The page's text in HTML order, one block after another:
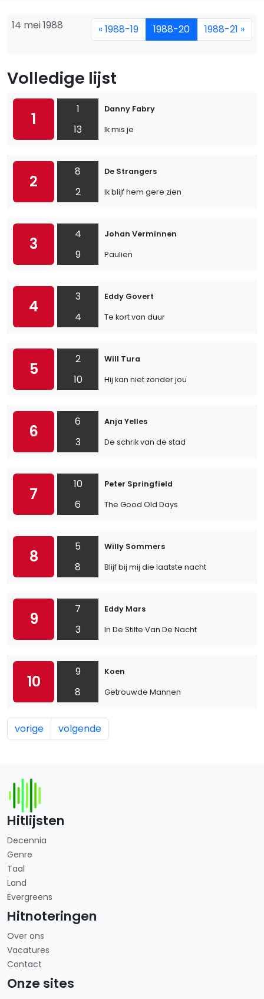
14 mei 1988 « 1988-19 1988-20 1988-21 »
Volledige lijst
1
1
13
Danny Fabry
Ik mis je
2
8
2
De Strangers
Ik blijf hem gere zien
3
4
9
Johan Verminnen
Paulien
4
3
4
Eddy Govert
Te kort van duur
5
2
10
Will Tura
Hij kan niet zonder jou
6
6
3
Anja Yelles
De schrik van de stad
7
10
6
Peter Springfield
The Good Old Days
8
5
8
Willy Sommers
Blijf bij mij die laatste nacht
9
7
3
Eddy Mars
In De Stilte Van De Nacht
10
9
8
Koen
Getrouwde Mannen
vorige volgende
Hitlijsten
Decennia
Genre
Taal
Land
Evergreens
Hitnoteringen
Over ons
Vacatures
Contact
Onze sites